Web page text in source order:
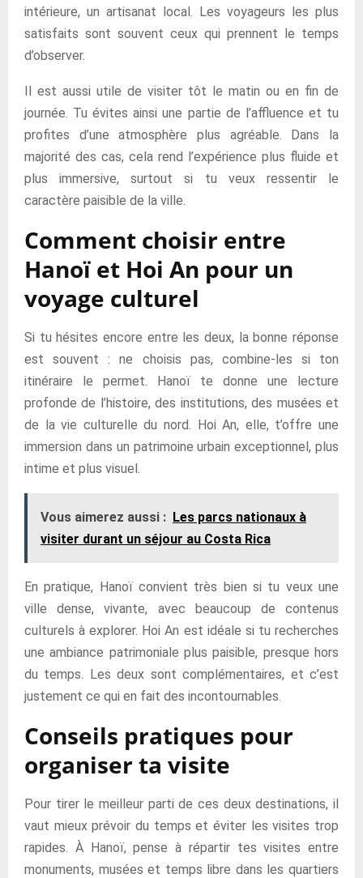
intérieure, un artisanat local. Les voyageurs les plus
satisfaits sont souvent ceux qui prennent le temps
d’observer.
Il est aussi utile de visiter tôt le matin ou en fin de
journée. Tu évites ainsi une partie de l’affluence et tu
profites d’une atmosphère plus agréable. Dans la
majorité des cas, cela rend l’expérience plus fluide et
plus immersive, surtout si tu veux ressentir le
caractère paisible de la ville.
Comment choisir entre
Hanoï et Hoi An pour un
voyage culturel
Si tu hésites encore entre les deux, la bonne réponse
est souvent : ne choisis pas, combine-les si ton
itinéraire le permet. Hanoï te donne une lecture
profonde de l’histoire, des institutions, des musées et
de la vie culturelle du nord. Hoi An, elle, t’offre une
immersion dans un patrimoine urbain exceptionnel, plus
intime et plus visuel.
Vous aimerez aussi : Les parcs nationaux à
visiter durant un séjour au Costa Rica
En pratique, Hanoï convient très bien si tu veux une
ville dense, vivante, avec beaucoup de contenus
culturels à explorer. Hoi An est idéale si tu recherches
une ambiance patrimoniale plus paisible, presque hors
du temps. Les deux sont complémentaires, et c’est
justement ce qui en fait des incontournables.
Conseils pratiques pour
organiser ta visite
Pour tirer le meilleur parti de ces deux destinations, il
vaut mieux prévoir du temps et éviter les visites trop
rapides. À Hanoï, pense à répartir tes visites entre
monuments, musées et temps libre dans les quartiers